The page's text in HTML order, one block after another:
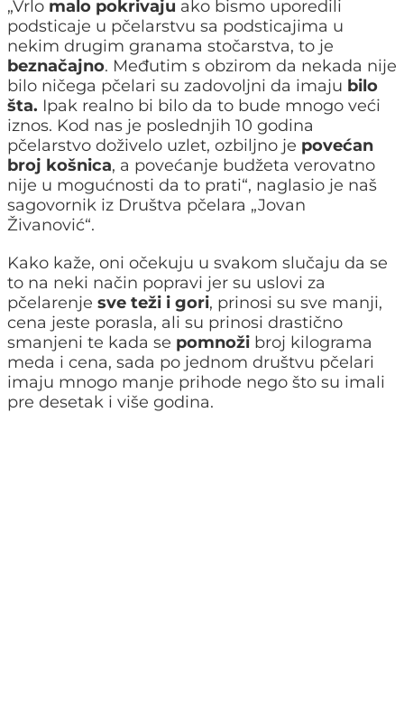
„Vrlo malo pokrivaju ako bismo uporedili
podsticaje u pčelarstvu sa podsticajima u
nekim drugim granama stočarstva, to je
beznačajno. Međutim s obzirom da nekada nije
bilo ničega pčelari su zadovoljni da imaju bilo
šta. Ipak realno bi bilo da to bude mnogo veći
iznos. Kod nas je poslednjih 10 godina
pčelarstvo doživelo uzlet, ozbiljno je povećan
broj košnica, a povećanje budžeta verovatno
nije u mogućnosti da to prati“, naglasio je naš
sagovornik iz Društva pčelara „Jovan
Živanović“.
Kako kaže, oni očekuju u svakom slučaju da se
to na neki način popravi jer su uslovi za
pčelarenje sve teži i gori, prinosi su sve manji,
cena jeste porasla, ali su prinosi drastično
smanjeni te kada se pomnoži broj kilograma
meda i cena, sada po jednom društvu pčelari
imaju mnogo manje prihode nego što su imali
pre desetak i više godina.